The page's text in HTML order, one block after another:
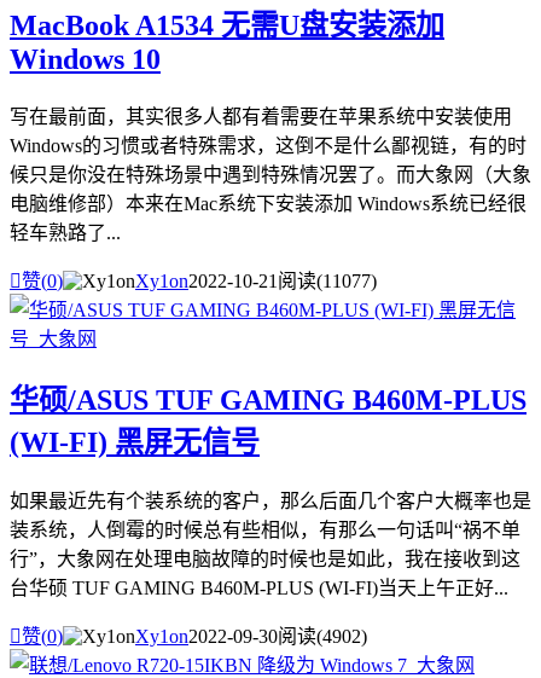
MacBook A1534 无需U盘安装添加
Windows 10
写在最前面，其实很多人都有着需要在苹果系统中安装使用
Windows的习惯或者特殊需求，这倒不是什么鄙视链，有的时
候只是你没在特殊场景中遇到特殊情况罢了。而大象网（大象
电脑维修部）本来在Mac系统下安装添加 Windows系统已经很
轻车熟路了...
赞(0) Xy1on2022-10-21 阅读(11077)
华硕/ASUS TUF GAMING B460M-PLUS
(WI-FI) 黑屏无信号
如果最近先有个装系统的客户，那么后面几个客户大概率也是
装系统，人倒霉的时候总有些相似，有那么一句话叫“祸不单
行”，大象网在处理电脑故障的时候也是如此，我在接收到这
台华硕 TUF GAMING B460M-PLUS (WI-FI)当天上午正好...
赞(0) Xy1on2022-09-30阅读(4902)